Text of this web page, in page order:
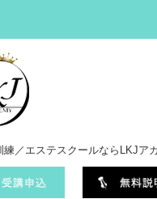
／エステスクールならLKJア